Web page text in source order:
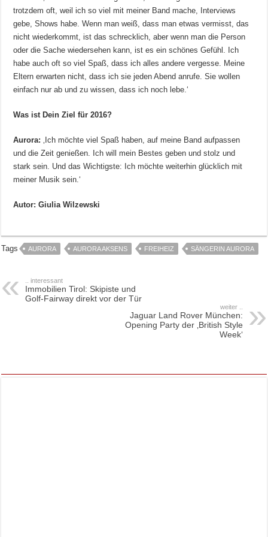
trotzdem oft, weil ich so viel mit meiner Band mache, Interviews
gebe, Shows habe. Wenn man weiß, dass man etwas vermisst, das
nicht wiederkommt, ist das schrecklich, aber wenn man die Person
oder die Sache wiedersehen kann, ist es ein schönes Gefühl. Ich
habe auch oft so viel Spaß, dass ich alles andere vergesse. Meine
Eltern erwarten nicht, dass ich sie jeden Abend anrufe. Sie wollen
einfach nur ab und zu wissen, dass ich noch lebe.‘
Was ist Dein Ziel für 2016?
Aurora: ‚Ich möchte viel Spaß haben, auf meine Band aufpassen
und die Zeit genießen. Ich will mein Bestes geben und stolz und
stark sein. Und das Wichtigste: Ich möchte weiterhin glücklich mit
meiner Musik sein.‘
Autor: Giulia Wilzewski
Tags AURORA AURORA AKSENS FREIHEIZ SÄNGERIN AURORA
.. interessant
Immobilien Tirol: Skipiste und
Golf-Fairway direkt vor der Tür
weiter ..
Jaguar Land Rover München:
Opening Party der ‚British Style
Week‘